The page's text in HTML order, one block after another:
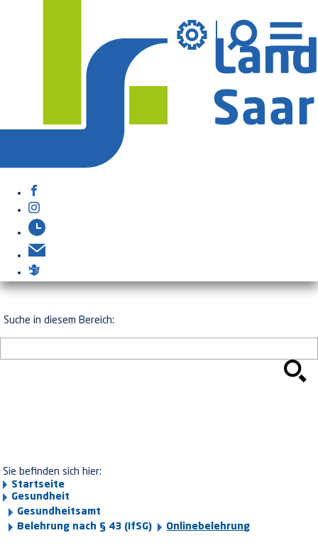
Suche in diesem Bereich:
Sie befinden sich hier:
Startseite
Gesundheit
Gesundheitsamt
Belehrung nach § 43 (IfSG)
Onlinebelehrung